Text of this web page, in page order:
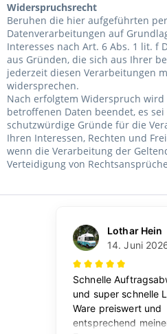
Widerspruchsrecht
Beruhen die hier aufgeführten
Datenverarbeitungen auf
Interesses nach Art. 6 Abs. 1 lit. f
aus Gründen, die sich aus Ihrer
jederzeit diesen Verarbeitungen
widersprechen.
Nach erfolgtem Widerspruch
betroffenen Daten beendet, es
schutzwürdige Gründe für die
Ihren Interessen, Rechten und
wenn die Verarbeitung der
Verteidigung von